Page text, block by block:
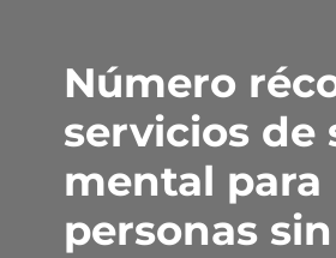
Número
servicios de
mental para
personas